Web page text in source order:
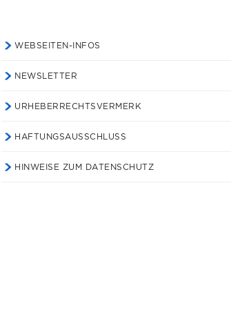
WEBSEITEN-INFOS
NEWSLETTER
URHEBERRECHTSVERMERK
HAFTUNGSAUSSCHLUSS
HINWEISE ZUM DATENSCHUTZ